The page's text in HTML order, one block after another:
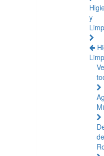
y
de